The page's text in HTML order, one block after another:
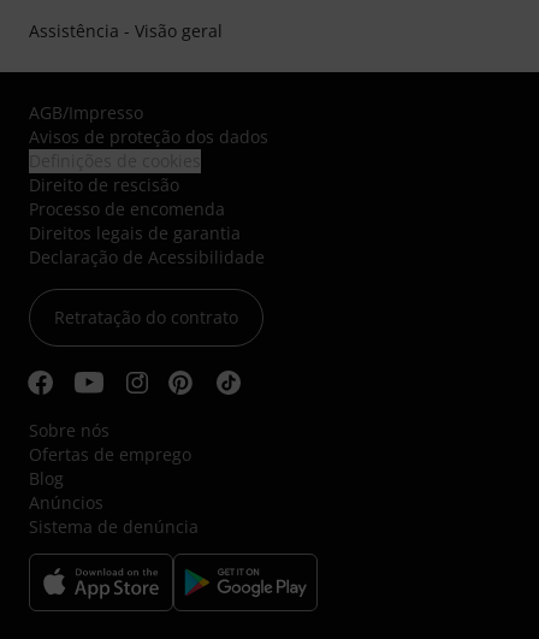
Assistência - Visão geral
AGB/Impresso
Avisos de proteção dos dados
Direito de rescisão
Processo de encomenda
Direitos legais de garantia
Declaração de Acessibilidade
Retratação do contrato
Sobre nós
Ofertas de emprego
Blog
Anúncios
Sistema de denúncia